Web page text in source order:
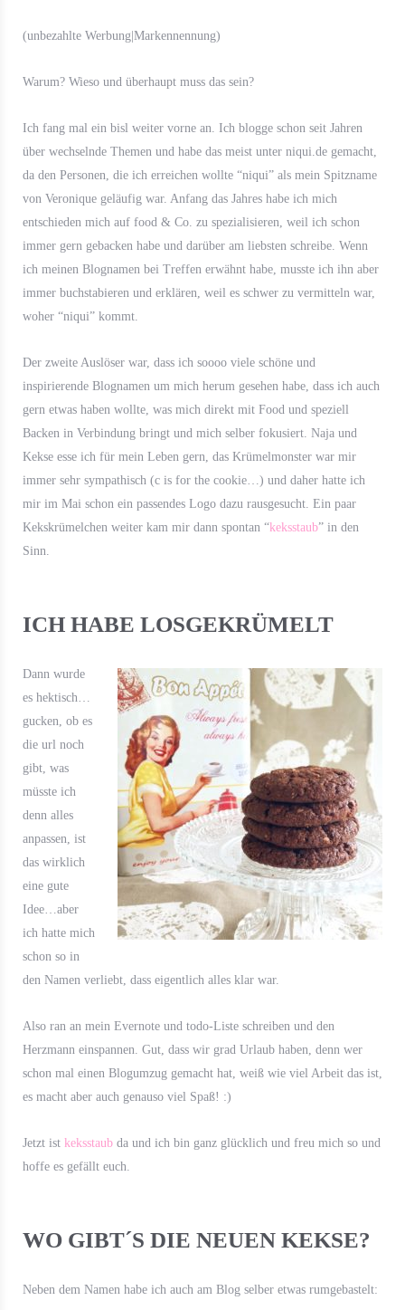
(unbezahlte Werbung|Markennennung)
Warum? Wieso und überhaupt muss das sein?
Ich fang mal ein bisl weiter vorne an. Ich blogge schon seit Jahren
über wechselnde Themen und habe das meist unter niqui.de gemacht,
da den Personen, die ich erreichen wollte “niqui” als mein Spitzname
von Veronique geläufig war. Anfang das Jahres habe ich mich
entschieden mich auf food & Co. zu spezialisieren, weil ich schon
immer gern gebacken habe und darüber am liebsten schreibe. Wenn
ich meinen Blognamen bei Treffen erwähnt habe, musste ich ihn aber
immer buchstabieren und erklären, weil es schwer zu vermitteln war,
woher “niqui” kommt.
Der zweite Auslöser war, dass ich soooo viele schöne und
inspirierende Blognamen um mich herum gesehen habe, dass ich auch
gern etwas haben wollte, was mich direkt mit Food und speziell
Backen in Verbindung bringt und mich selber fokusiert. Naja und
Kekse esse ich für mein Leben gern, das Krümelmonster war mir
immer sehr sympathisch (c is for the cookie…) und daher hatte ich
mir im Mai schon ein passendes Logo dazu rausgesucht. Ein paar
Kekskrümelchen weiter kam mir dann spontan “keksstaub” in den
Sinn.
ICH HABE LOSGEKRÜMELT
Dann wurde
es hektisch…
gucken, ob es
die url noch
gibt, was
müsste ich
denn alles
anpassen, ist
das wirklich
eine gute
Idee…aber
ich hatte mich
schon so in
den Namen verliebt, dass eigentlich alles klar war.
Also ran an mein Evernote und todo-Liste schreiben und den
Herzmann einspannen. Gut, dass wir grad Urlaub haben, denn wer
schon mal einen Blogumzug gemacht hat, weiß wie viel Arbeit das ist,
es macht aber auch genauso viel Spaß! :)
Jetzt ist keksstaub da und ich bin ganz glücklich und freu mich so und
hoffe es gefällt euch.
WO GIBT´S DIE NEUEN KEKSE?
Neben dem Namen habe ich auch am Blog selber etwas rumgebastelt: